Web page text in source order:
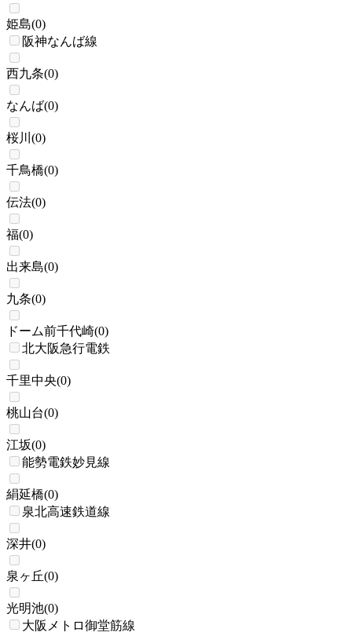
姫島(0)
阪神なんば線
西九条(0)
なんば(0)
桜川 (0)
千鳥橋(0)
伝法(0)
福(0)
出来島(0)
九条(0)
ドーム前千代崎(0)
北大阪急行電鉄
千里中央(0)
桃山台(0)
江坂(0)
能勢電鉄妙見線
絹延橋(0)
泉北高速鉄道線
深井(0)
泉ヶ丘(0)
光明池(0)
大阪メトロ御堂筋線